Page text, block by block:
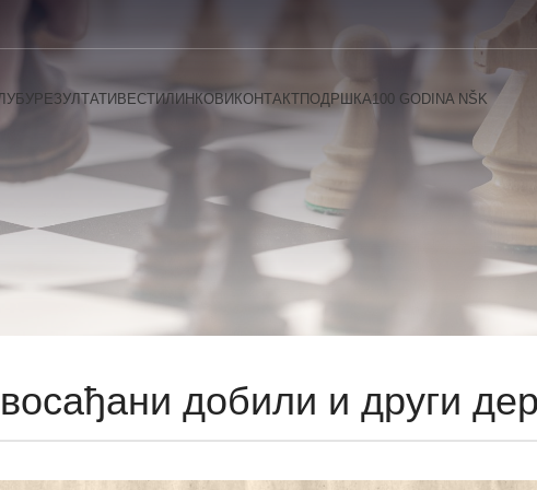
РЕЗУЛТАТИВЕСТИЛИНКОВИКОНТАКТПОДРШКА100 GODINA NŠK
добили и други